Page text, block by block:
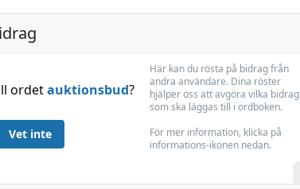
ordetauktionsbud?
Vet inte
Här kan du rösta på bidrag från
andra användare. Dina röster
hjälper oss att avgöra vilka bidrag
som ska läggas till i ordboken.
För mer information, klicka på
informations-ikonen nedan.